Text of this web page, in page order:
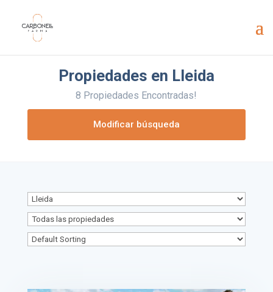
Modificar búsqueda
Propiedades en Lleida
8 Propiedades Encontradas!